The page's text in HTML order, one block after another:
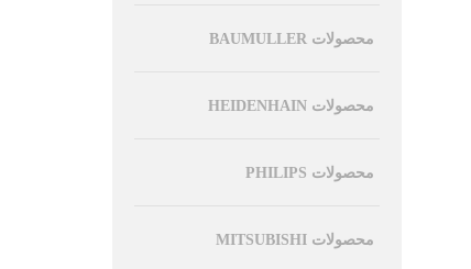
محصولات BAUMULLER
محصولات HEIDENHAIN
محصولات PHILIPS
محصولات MITSUBISHI